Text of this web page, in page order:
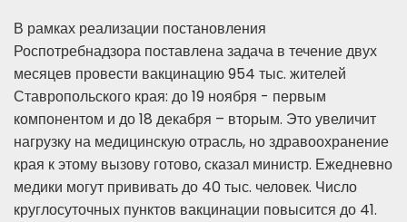
В рамках реализации постановления
Роспотребнадзора поставлена задача в течение двух
месяцев провести вакцинацию 954 тыс. жителей
Ставропольского края: до 19 ноября - первым
компонентом и до 18 декабря – вторым. Это увеличит
нагрузку на медицинскую отрасль, но здравоохранение
края к этому вызову готово, сказал министр. Ежедневно
медики могут прививать до 40 тыс. человек. Число
круглосуточных пунктов вакцинации повысится до 41.